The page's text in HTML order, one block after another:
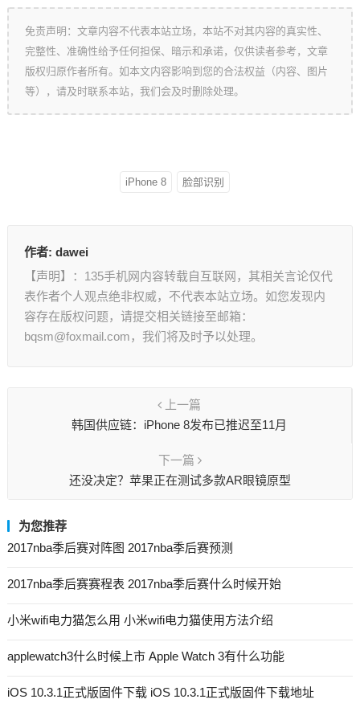
免责声明：文章内容不代表本站立场，本站不对其内容的真实性、
完整性、准确性给予任何担保、暗示和承诺，仅供读者参考，文章
版权归原作者所有。如本文内容影响到您的合法权益（内容、图片
等），请及时联系本站，我们会及时删除处理。
iPhone 8 脸部识别
作者: dawei
【声明】：135手机网内容转载自互联网，其相关言论仅代
表作者个人观点绝非权威，不代表本站立场。如您发现内
容存在版权问题，请提交相关链接至邮箱：
bqsm@foxmail.com，我们将及时予以处理。
上一篇
韩国供应链：iPhone 8发布已推迟至11月
下一篇
还没决定？苹果正在测试多款AR眼镜原型
为您推荐
2017nba季后赛对阵图 2017nba季后赛预测
2017nba季后赛赛程表 2017nba季后赛什么时候开始
小米wifi电力猫怎么用 小米wifi电力猫使用方法介绍
applewatch3什么时候上市 Apple Watch 3有什么功能
iOS 10.3.1正式版固件下载 iOS 10.3.1正式版固件下载地址